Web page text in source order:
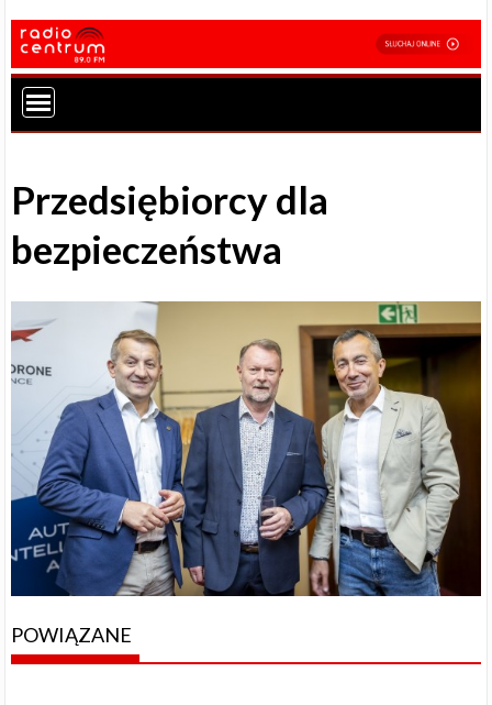
Przedsiębiorcy dla
bezpieczeństwa
POWIĄZANE